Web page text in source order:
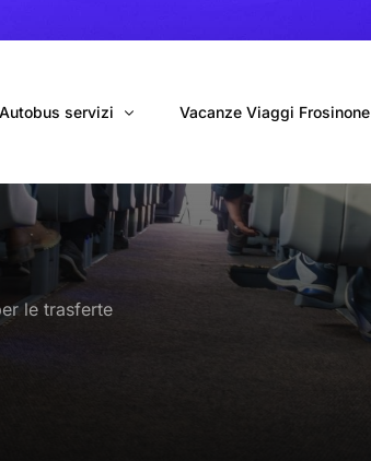
organizzati
Autobus servizi
Navetta Autobus da Fiumicino
Navetta Autobus da Ciampino
Autobus per Tour privati
Vacanze Viaggi Frosinone
le trasferte